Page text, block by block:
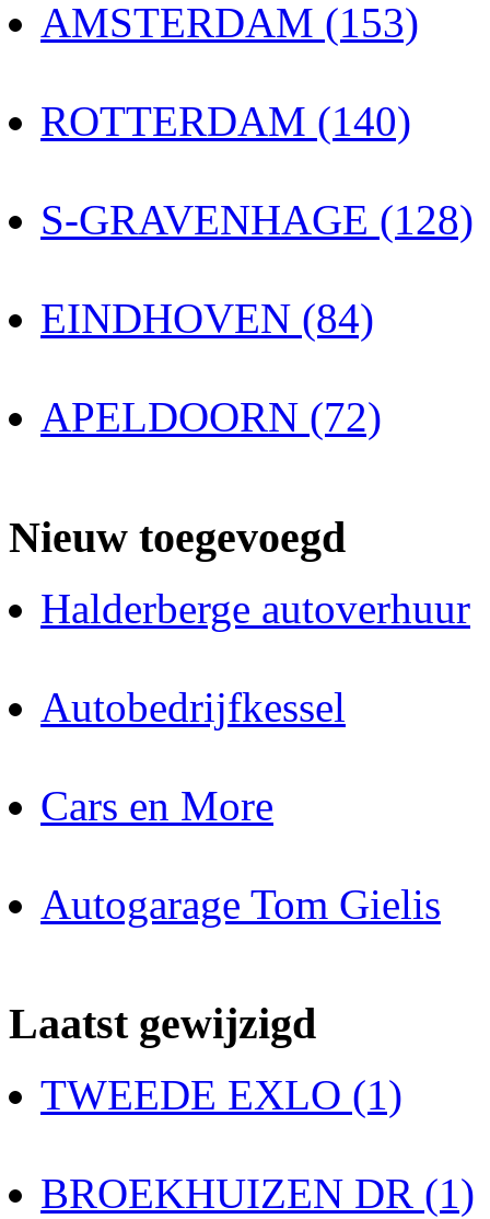
AMSTERDAM (153)
ROTTERDAM (140)
S-GRAVENHAGE (128)
EINDHOVEN (84)
APELDOORN (72)
Nieuw toegevoegd
Halderberge autoverhuur
Autobedrijfkessel
Cars en More
Autogarage Tom Gielis
Laatst gewijzigd
TWEEDE EXLO (1)
BROEKHUIZEN DR (1)